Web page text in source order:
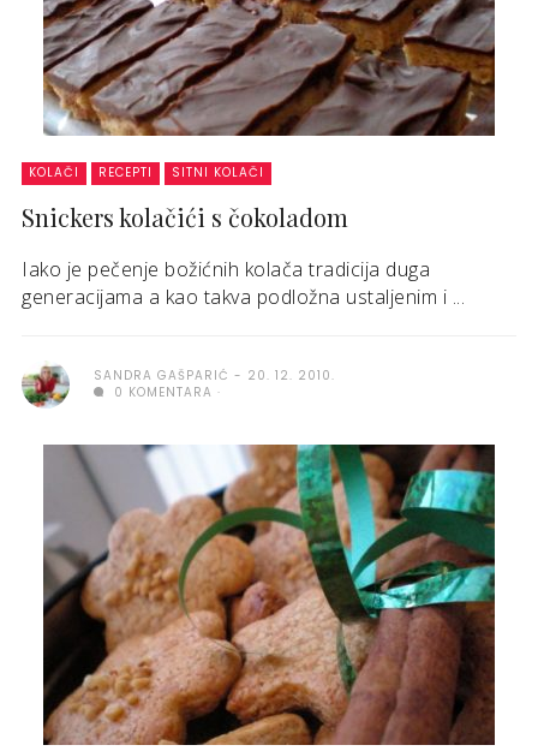
KOLAČI RECEPTI SITNI KOLAČI
Snickers kolačići s čokoladom
Iako je pečenje božićnih kolača tradicija duga
generacijama a kao takva podložna ustaljenim i ...
SANDRA GAŠPARIĆ
20. 12. 2010.
0 KOMENTARA